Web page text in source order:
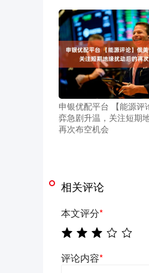
申银优配平台 【能源评
弈急剧升温，关注短期
再次布空机会
相关评论
本文评分*
评论内容*